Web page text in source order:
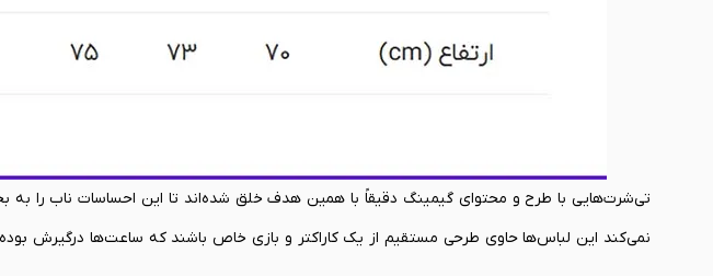
تی‌شرت‌هایی با طرح و محتوای گیمینگ دقیقاً با همین هدف خلق شده‌اند تا این احساسات ناب را به
نمی‌کند این لباس‌ها حاوی طرحی مستقیم از یک کاراکتر و بازی خاص باشند که ساعت‌ها درگیرش